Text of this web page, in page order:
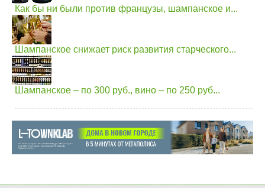
Как бы ни были против французы, шампанское и...
Шампанское снижает риск развития старческого...
Шампанское – по 300 руб., вино – по 250 руб...